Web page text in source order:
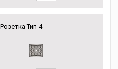
Розетка Тип-4